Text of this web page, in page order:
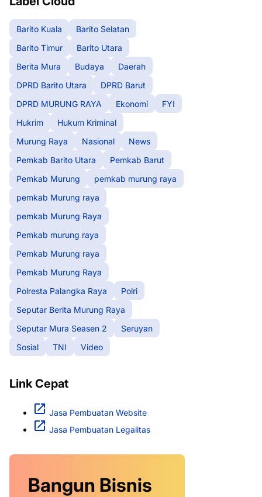
Barito Kuala
Barito Selatan
Barito Timur
Barito Utara
Berita Mura
Budaya
Daerah
DPRD Barito Utara
DPRD Barut
DPRD MURUNG RAYA
Ekonomi
FYI
Hukrim
Hukum Kriminal
Murung Raya
Nasional
News
Pemkab Barito Utara
Pemkab Barut
Pemkab Murung
pemkab murung raya
pemkab Murung raya
pemkab Murung Raya
Pemkab murung raya
Pemkab Murung raya
Pemkab Murung Raya
Polresta Palangka Raya
Polri
Seputar Berita Murung Raya
Seputar Mura Seasen 2
Seruyan
Sosial
TNI Video
Link Cepat
Jasa Pembuatan Website
Jasa Pembuatan Legalitas
Bangun Bisnis